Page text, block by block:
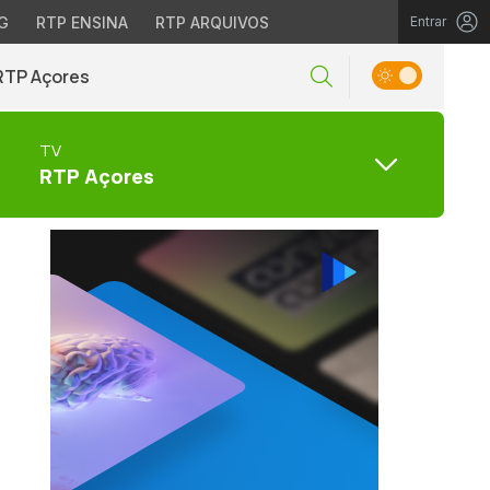
RTP ENSINA RTP ARQUIVOS Entrar
Açores
TV
RTP Açores